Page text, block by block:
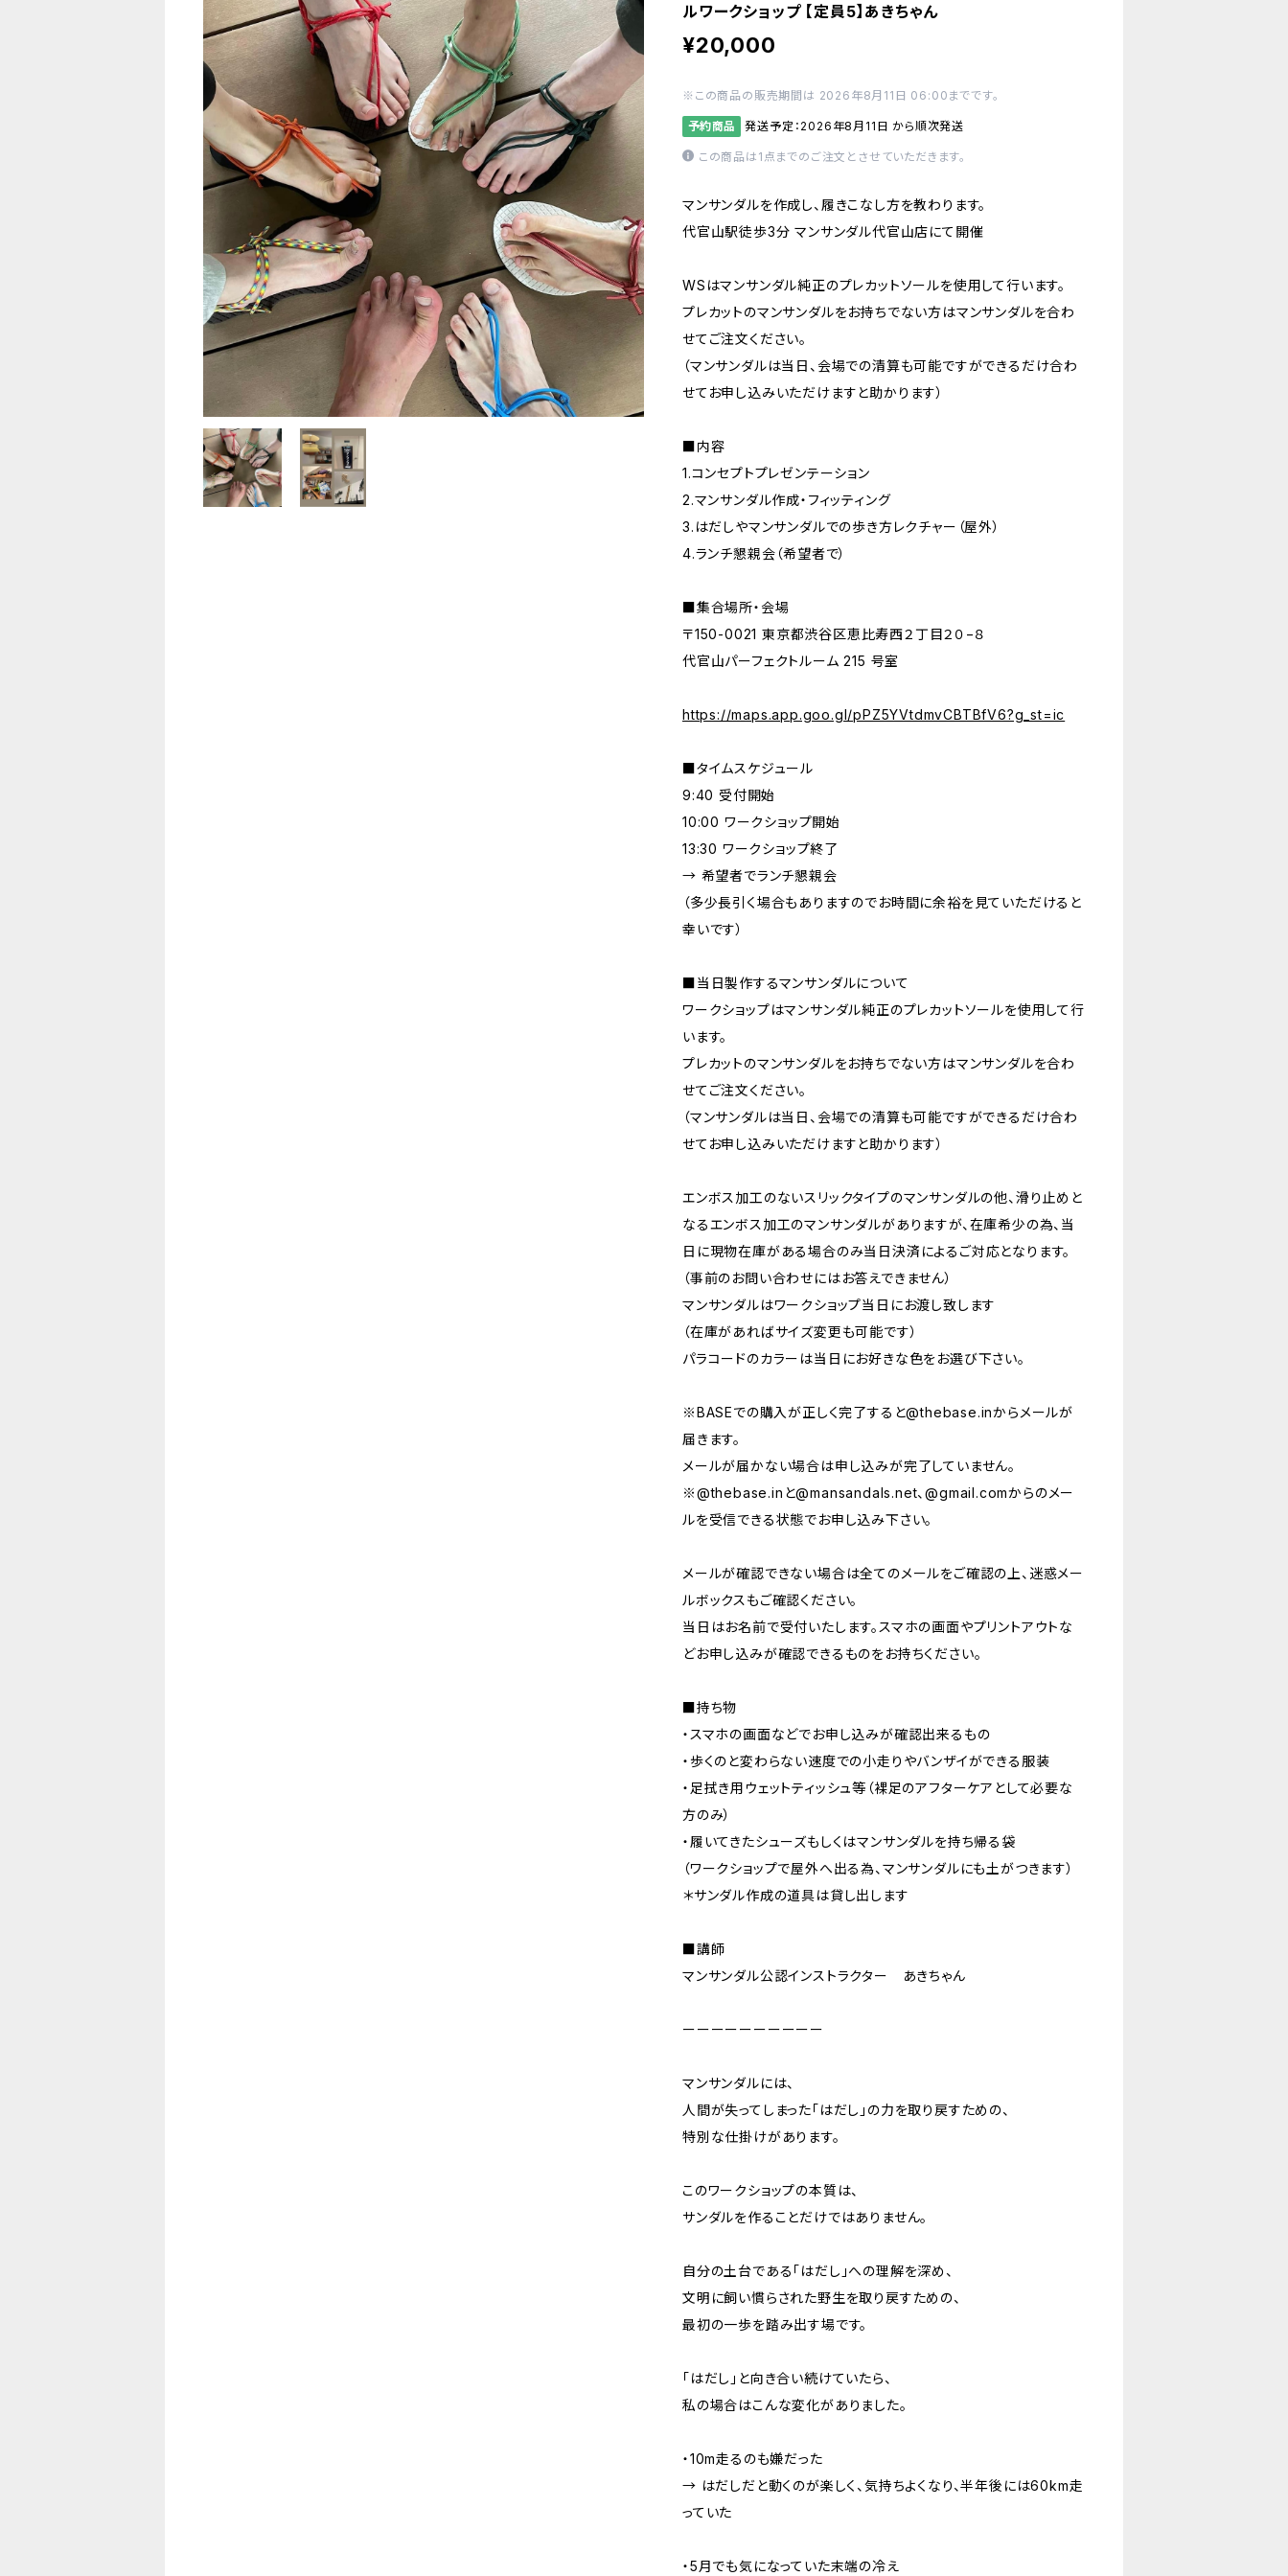
ルワークショップ 【定員5】あきちゃん
¥20,000
※この商品の販売期間は 2026年8月11日 06:00までです。
予約商品 発送予定：2026年8月11日 から順次発送
この商品は1点までのご注文とさせていただきます。
マンサンダルを作成し、履きこなし方を教わります。
代官山駅徒歩3分 マンサンダル代官山店にて開催
WSはマンサンダル純正のプレカットソールを使用して行います。
プレカットのマンサンダルをお持ちでない方はマンサンダルを合わ
せてご注文ください。
（マンサンダルは当日、会場での清算も可能ですができるだけ合わ
せてお申し込みいただけますと助かります）
■内容
1.コンセプトプレゼンテーション
2.マンサンダル作成・フィッティング
3.はだしやマンサンダルでの歩き方レクチャー（屋外）
4.ランチ懇親会（希望者で）
■集合場所・会場
〒150-0021 東京都渋谷区恵比寿西２丁目２０−８
代官山パーフェクトルーム 215 号室
https://maps.app.goo.gl/pPZ5YVtdmvCBTBfV6?g_st=ic
■タイムスケジュール
9:40 受付開始
10:00 ワークショップ開始
13:30 ワークショップ終了
→ 希望者でランチ懇親会
（多少長引く場合もありますのでお時間に余裕を見ていただけると
幸いです）
■当日製作するマンサンダルについて
ワークショップはマンサンダル純正のプレカットソールを使用して行
います。
プレカットのマンサンダルをお持ちでない方はマンサンダルを合わ
せてご注文ください。
（マンサンダルは当日、会場での清算も可能ですができるだけ合わ
せてお申し込みいただけますと助かります）
エンボス加工のないスリックタイプのマンサンダルの他、滑り止めと
なるエンボス加工のマンサンダルがありますが、在庫希少の為、当
日に現物在庫がある場合のみ当日決済によるご対応となります。
（事前のお問い合わせにはお答えできません）
マンサンダルはワークショップ当日にお渡し致します
（在庫があればサイズ変更も可能です）
パラコードのカラーは当日にお好きな色をお選び下さい。
※BASEでの購入が正しく完了すると@thebase.inからメールが
届きます。
メールが届かない場合は申し込みが完了していません。
※@thebase.inと@mansandals.net、@gmail.comからのメー
ルを受信できる状態でお申し込み下さい。
メールが確認できない場合は全てのメールをご確認の上、迷惑メー
ルボックスもご確認ください。
当日はお名前で受付いたします。スマホの画面やプリントアウトな
どお申し込みが確認できるものをお持ちください。
■持ち物
・スマホの画面などでお申し込みが確認出来るもの
・歩くのと変わらない速度での小走りやバンザイができる服装
・足拭き用ウェットティッシュ等（裸足のアフターケアとして必要な
方のみ）
・履いてきたシューズもしくはマンサンダルを持ち帰る袋
（ワークショップで屋外へ出る為、マンサンダルにも土がつきます）
＊サンダル作成の道具は貸し出します
■講師
マンサンダル公認インストラクター あきちゃん
ーーーーーーーーーー
マンサンダルには、
人間が失ってしまった「はだし」の力を取り戻すための、
特別な仕掛けがあります。
このワークショップの本質は、
サンダルを作ることだけではありません。
自分の土台である「はだし」への理解を深め、
文明に飼い慣らされた野生を取り戻すための、
最初の一歩を踏み出す場です。
「はだし」と向き合い続けていたら、
私の場合はこんな変化がありました。
・10m走るのも嫌だった
→ はだしだと動くのが楽しく、気持ちよくなり、半年後には60km走
っていた
・5月でも気になっていた末端の冷え